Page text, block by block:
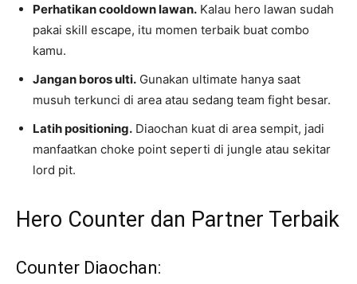
Perhatikan cooldown lawan. Kalau hero lawan sudah
pakai skill escape, itu momen terbaik buat combo
kamu.
Jangan boros ulti. Gunakan ultimate hanya saat
musuh terkunci di area atau sedang team fight besar.
Latih positioning. Diaochan kuat di area sempit, jadi
manfaatkan choke point seperti di jungle atau sekitar
lord pit.
Hero Counter dan Partner Terbaik
Counter Diaochan: